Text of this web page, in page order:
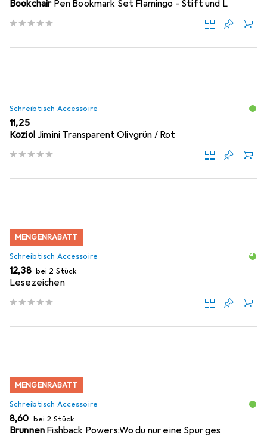
Bookchair Pen Bookmark Set Flamingo - Stift und L
Schreibtisch Accessoire
EUR
11,25
Koziol Jimini Transparent Olivgrün / Rot
MENGENRABATT
Schreibtisch Accessoire
EUR
12,38 bei 2 Stück
Lesezeichen
MENGENRABATT
Schreibtisch Accessoire
EUR
8,60 bei 2 Stück
Brunnen Fishback Powers:Wo du nur eine Spur ges